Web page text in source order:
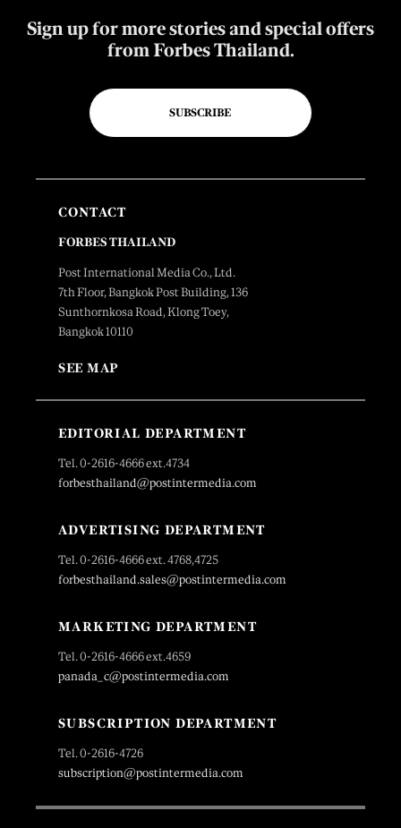
Sign up for more stories and special offers
from Forbes Thailand.
SUBSCRIBE
CONTACT
FORBES THAILAND
Post International Media Co., Ltd.
7th Floor, Bangkok Post Building, 136
Sunthornkosa Road, Klong Toey,
Bangkok 10110
SEE MAP
EDITORIAL DEPARTMENT
Tel. 0-2616-4666 ext.4734
forbesthailand@postintermedia.com
ADVERTISING DEPARTMENT
Tel. 0-2616-4666 ext. 4768,4725
forbesthailand.sales@postintermedia.com
MARKETING DEPARTMENT
Tel. 0-2616-4666 ext.4659
panada_c@postintermedia.com
SUBSCRIPTION DEPARTMENT
Tel. 0-2616-4726
subscription@postintermedia.com